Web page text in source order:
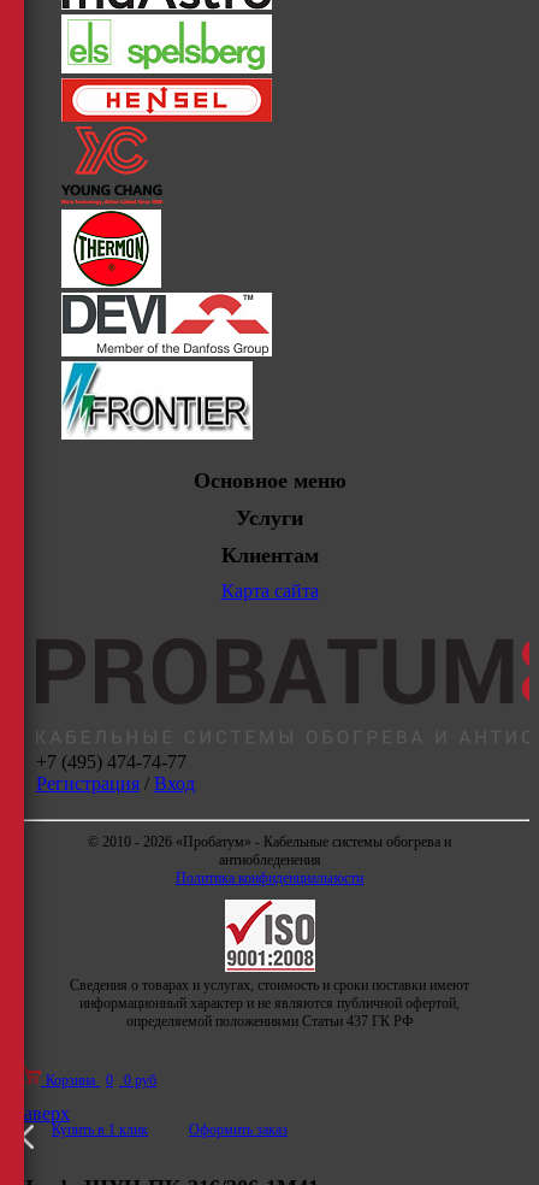
Основное меню
Услуги
Клиентам
Карта сайта
+7 (495) 474-74-77
Регистрация/ Вход
© 2010 - 2026 «Пробатум» - Кабельные системы обогрева и
антиобледенения
Политика конфиденциальности
Сведения о товарах и услугах, стоимость и сроки поставки имеют
информационный характер и не являются публичной офертой,
определяемой положениями Статьи 437 ГК РФ
Корзина 0 0 руб
Купить в 1 клик Оформить заказ
Наверх